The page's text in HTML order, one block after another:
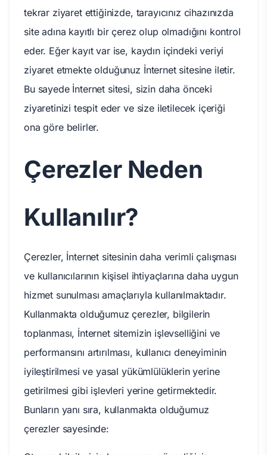
tekrar ziyaret ettiğinizde, tarayıcınız cihazınızda
site adına kayıtlı bir çerez olup olmadığını kontrol
eder. Eğer kayıt var ise, kaydın içindeki veriyi
ziyaret etmekte olduğunuz İnternet sitesine iletir.
Bu sayede İnternet sitesi, sizin daha önceki
ziyaretinizi tespit eder ve size iletilecek içeriği
ona göre belirler.
Çerezler Neden
Kullanılır?
Çerezler, İnternet sitesinin daha verimli çalışması
ve kullanıcılarının kişisel ihtiyaçlarına daha uygun
hizmet sunulması amaçlarıyla kullanılmaktadır.
Kullanmakta olduğumuz çerezler, bilgilerin
toplanması, İnternet sitemizin işlevselliğini ve
performansını artırılması, kullanıcı deneyiminin
iyileştirilmesi ve yasal yükümlülüklerin yerine
getirilmesi gibi işlevleri yerine getirmektedir.
Bunların yanı sıra, kullanmakta olduğumuz
çerezler sayesinde: